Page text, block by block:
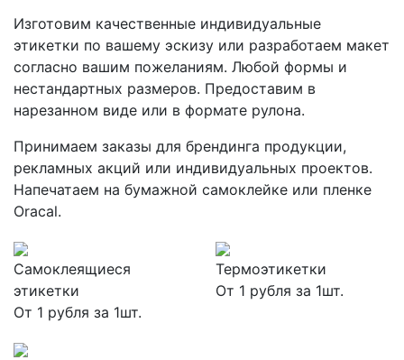
Изготовим качественные индивидуальные
этикетки по вашему эскизу или разработаем макет
согласно вашим пожеланиям. Любой формы и
нестандартных размеров. Предоставим в
нарезанном виде или в формате рулона.
Принимаем заказы для брендинга продукции,
рекламных акций или индивидуальных проектов.
Напечатаем на бумажной самоклейке или пленке
Oracal.
Самоклеящиеся
этикетки
От 1 рубля за 1шт.
Термоэтикетки
От 1 рубля за 1шт.